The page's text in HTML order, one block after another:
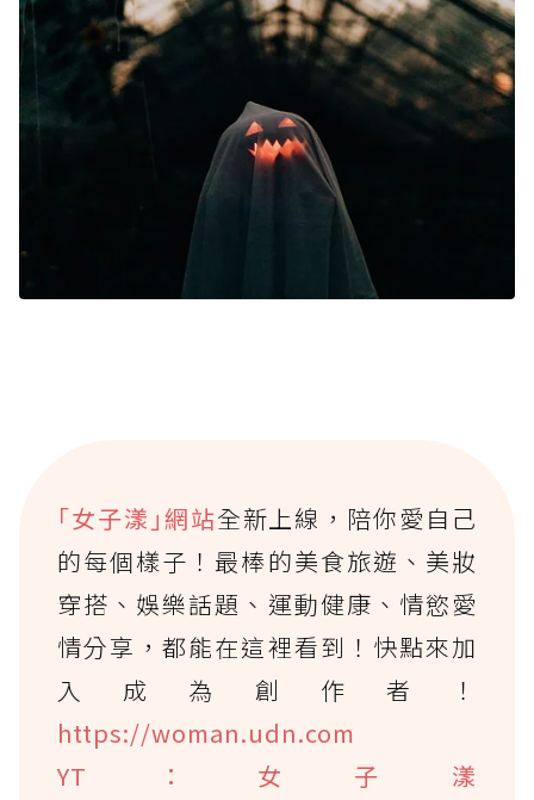
｢女子漾｣網站全新上線，陪你愛自己
的每個樣子！最棒的美食旅遊、美妝
穿搭、娛樂話題、運動健康、情慾愛
情分享，都能在這裡看到！快點來加
入成為創作者！
https://woman.udn.com
YT：女子漾